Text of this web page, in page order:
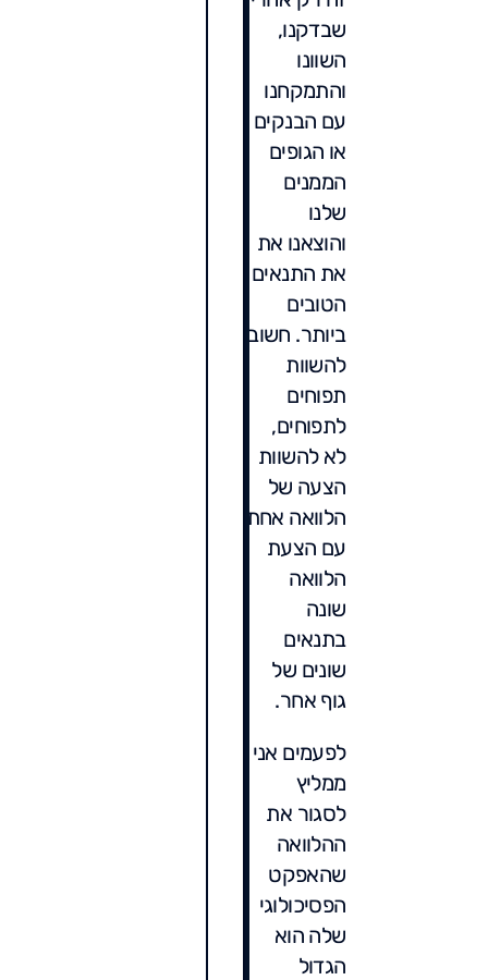
שבדקנו,
השוונו
והתמקחנו
עם הבנקים
או הגופים
הממנים
שלנו
והוצאנו את
את התנאים
הטובים
ביותר. חשוב
להשוות
תפוחים
לתפוחים,
לא להשוות
הצעה של
הלוואה אחת
עם הצעת
הלוואה
שונה
בתנאים
שונים של
גוף אחר.
לפעמים אני
ממליץ
לסגור את
ההלוואה
שהאפקט
הפסיכולוגי
שלה הוא
הגדול